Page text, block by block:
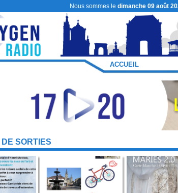
Nous sommes le dimanche 09 août
ACCUEIL
SORTIES